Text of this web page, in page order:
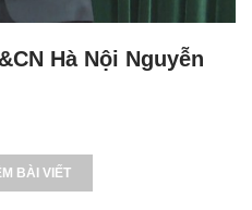
Hà Nội Nguyễn
BÀI VIẾT